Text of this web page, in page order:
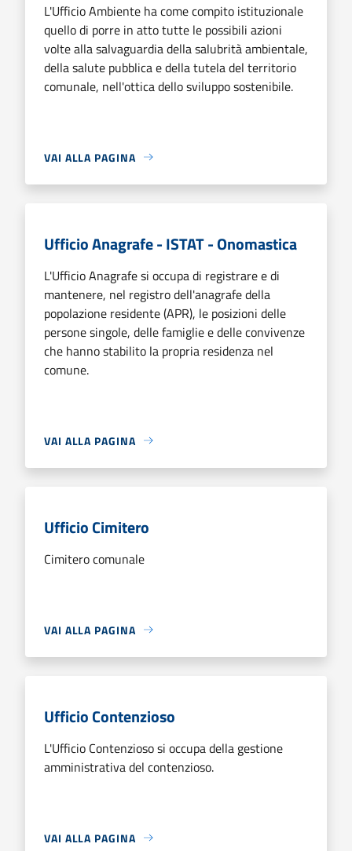
L'Ufficio Ambiente ha come compito istituzionale
quello di porre in atto tutte le possibili azioni
volte alla salvaguardia della salubrità ambientale,
della salute pubblica e della tutela del territorio
comunale, nell'ottica dello sviluppo sostenibile.
VAI ALLA PAGINA
Ufficio Anagrafe - ISTAT - Onomastica
L'Ufficio Anagrafe si occupa di registrare e di
mantenere, nel registro dell'anagrafe della
popolazione residente (APR), le posizioni delle
persone singole, delle famiglie e delle convivenze
che hanno stabilito la propria residenza nel
comune.
VAI ALLA PAGINA
Ufficio Cimitero
Cimitero comunale
VAI ALLA PAGINA
Ufficio Contenzioso
L'Ufficio Contenzioso si occupa della gestione
amministrativa del contenzioso.
VAI ALLA PAGINA